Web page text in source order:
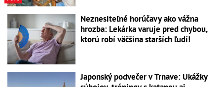
Neznesiteľné horúčavy ako vážna
hrozba: Lekárka varuje pred chybou,
ktorú robí väčšina starších ľudí!
Japonský podvečer v Trnave: Ukážky